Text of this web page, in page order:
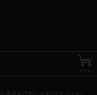
勇者を目指します! 〜すべての